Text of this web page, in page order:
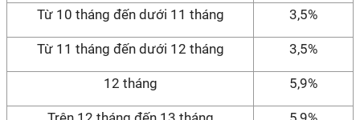
Từ 10 tháng đến dưới 11 tháng 3,5%
Từ 11 tháng đến dưới 12 tháng 3,5%
12 tháng 5,9%